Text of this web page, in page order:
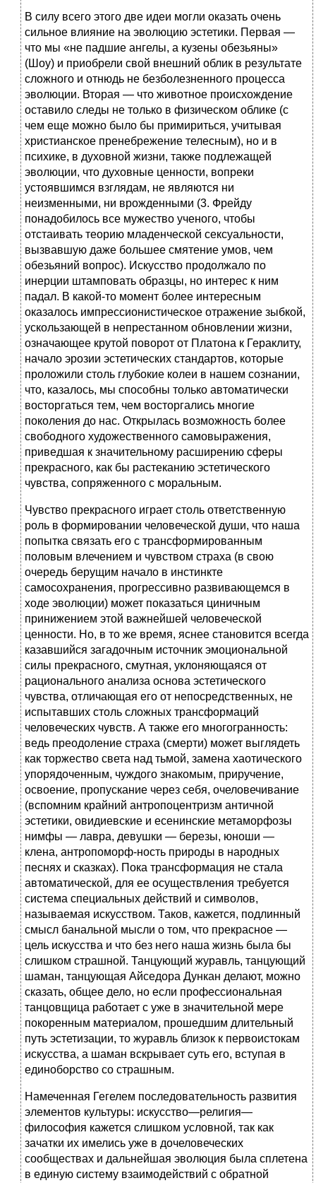
В силу всего этого две идеи могли оказать очень
сильное влияние на эволюцию эстетики. Первая —
что мы «не падшие ангелы, а кузены обезьяны»
(Шоу) и приобрели свой внешний облик в результате
сложного и отнюдь не безболезненного процесса
эволюции. Вторая — что животное происхождение
оставило следы не только в физическом облике (с
чем еще можно было бы примириться, учитывая
христианское пренебрежение телесным), но и в
психике, в духовной жизни, также подлежащей
эволюции, что духовные ценности, вопреки
устоявшимся взглядам, не являются ни
неизменными, ни врожденными (3. Фрейду
понадобилось все мужество ученого, чтобы
отстаивать теорию младенческой сексуальности,
вызвавшую даже большее смятение умов, чем
обезьяний вопрос). Искусство продолжало по
инерции штамповать образцы, но интерес к ним
падал. В какой-то момент более интересным
оказалось импрессионистическое отражение зыбкой,
ускользающей в непрестанном обновлении жизни,
означающее крутой поворот от Платона к Гераклиту,
начало эрозии эстетических стандартов, которые
проложили столь глубокие колеи в нашем сознании,
что, казалось, мы способны только автоматически
восторгаться тем, чем восторгались многие
поколения до нас. Открылась возможность более
свободного художественного самовыражения,
приведшая к значительному расширению сферы
прекрасного, как бы растеканию эстетического
чувства, сопряженного с моральным.
Чувство прекрасного играет столь ответственную
роль в формировании человеческой души, что наша
попытка связать его с трансформированным
половым влечением и чувством страха (в свою
очередь берущим начало в инстинкте
самосохранения, прогрессивно развивающемся в
ходе эволюции) может показаться циничным
принижением этой важнейшей человеческой
ценности. Но, в то же время, яснее становится всегда
казавшийся загадочным источник эмоциональной
силы прекрасного, смутная, уклоняющаяся от
рационального анализа основа эстетического
чувства, отличающая его от непосредственных, не
испытавших столь сложных трансформаций
человеческих чувств. А также его многогранность:
ведь преодоление страха (смерти) может выглядеть
как торжество света над тьмой, замена хаотического
упорядоченным, чуждого знакомым, приручение,
освоение, пропускание через себя, очеловечивание
(вспомним крайний антропоцентризм античной
эстетики, овидиевские и есенинские метаморфозы
нимфы — лавра, девушки — березы, юноши —
клена, антропоморф-ность природы в народных
песнях и сказках). Пока трансформация не стала
автоматической, для ее осуществления требуется
система специальных действий и символов,
называемая искусством. Таков, кажется, подлинный
смысл банальной мысли о том, что прекрасное —
цель искусства и что без него наша жизнь была бы
слишком страшной. Танцующий журавль, танцующий
шаман, танцующая Айседора Дункан делают, можно
сказать, общее дело, но если профессиональная
танцовщица работает с уже в значительной мере
покоренным материалом, прошедшим длительный
путь эстетизации, то журавль близок к первоистокам
искусства, а шаман вскрывает суть его, вступая в
единоборство со страшным.
Намеченная Гегелем последовательность развития
элементов культуры: искусство—религия—
философия кажется слишком условной, так как
зачатки их имелись уже в дочеловеческих
сообществах и дальнейшая эволюция была сплетена
в единую систему взаимодействий с обратной